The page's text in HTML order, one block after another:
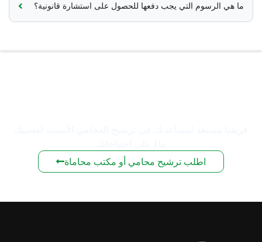
ما هي الرسوم التي يجب دفعها للحصول على استشارة قانونية؟
اطلب ترشيح محامي أو مكتب محاماة